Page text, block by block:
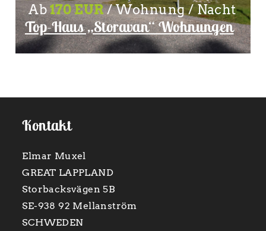
Ab170 EUR/ Wohnung / Nacht
Top-Haus „Storavan“ Wohnungen
Kontakt
Elmar Muxel
GREAT LAPPLAND
Storbacksvägen 5B
SE-938 92 Mellanström
SCHWEDEN